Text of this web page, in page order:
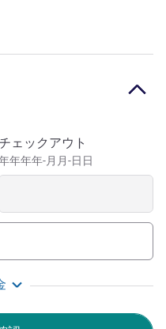
road, with the M4 close by
have 11 meeting rooms
Stadium.
modern equipment
space, including a
for up to 150
dose of exercise. Our
caters for all tastes
and areas to watch live
both Cardiff Central train
ェックアウト
年年年-月月-日日